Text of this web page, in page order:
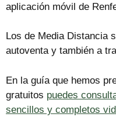
aplicación móvil de
Los de Media Distancia
autoventa y también a
En la guía que hemos
gratuitos puedes
sencillos y completos